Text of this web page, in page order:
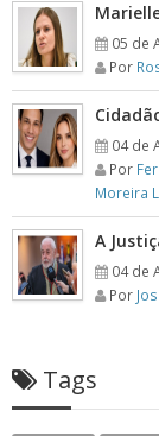
05 de
Por
04 de
Por
Moreira
A
04 de
Por
Tags